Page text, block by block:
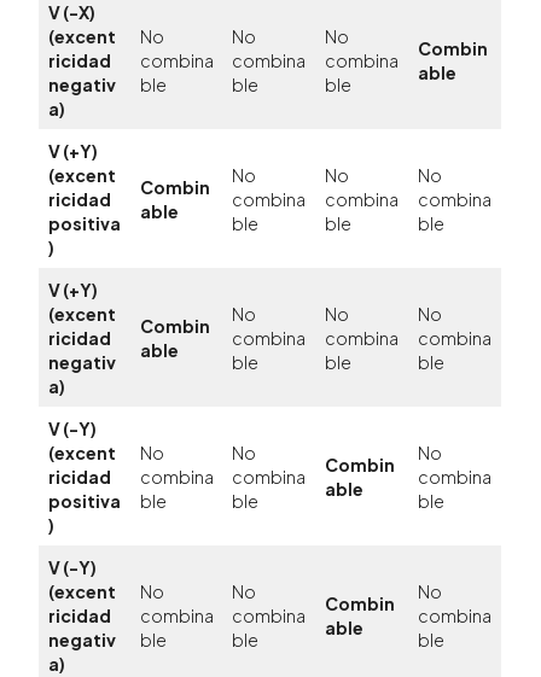
V (-X)
(excent
ricidad
negativ
a)
No
combina
ble
No
combina
ble
No
combina
ble
Combin
able
V (+Y)
(excent
ricidad
positiva
)
Combin
able
No
combina
ble
No
combina
ble
No
combina
ble
V (+Y)
(excent
ricidad
negativ
a)
Combin
able
No
combina
ble
No
combina
ble
No
combina
ble
V (-Y)
(excent
ricidad
positiva
)
No
combina
ble
No
combina
ble
Combin
able
No
combina
ble
V (-Y)
(excent
ricidad
negativ
a)
No
combina
ble
No
combina
ble
Combin
able
No
combina
ble